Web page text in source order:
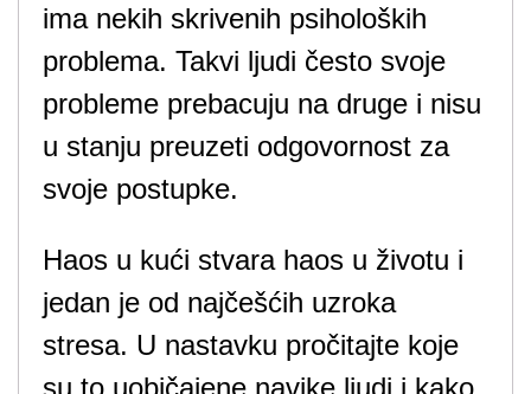
ima nekih skrivenih psiholoških
problema. Takvi ljudi često svoje
probleme prebacuju na druge i nisu
u stanju preuzeti odgovornost za
svoje postupke.
Haos u kući stvara haos u životu i
jedan je od najčešćih uzroka
stresa. U nastavku pročitajte koje
su to uobičajene navike ljudi i kako